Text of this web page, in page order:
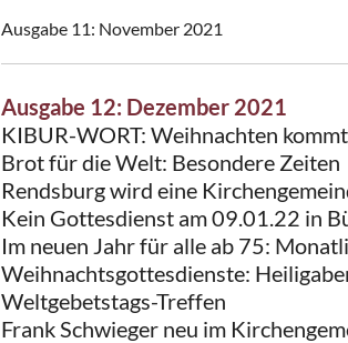
Ausgabe 11: November 2021
Ausgabe 12: Dezember 2021
KIBUR-WORT: Weihnachten
Brot für die Welt: Besondere Zeiten
Rendsburg wird eine
Kein Gottesdienst am 09.01.22 in
Im neuen Jahr für alle ab 75:
Weihnachtsgottesdienste:
Weltgebetstags-Treffen
Frank Schwieger neu im